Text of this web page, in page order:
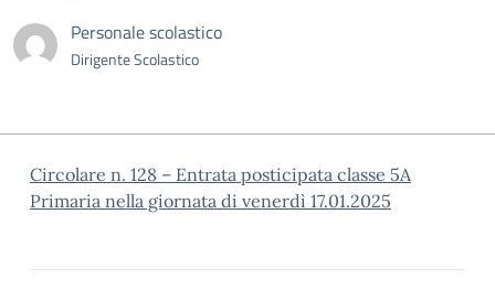
Personale scolastico
Dirigente Scolastico
Circolare n. 128 – Entrata posticipata classe 5A
Primaria nella giornata di venerdì 17.01.2025